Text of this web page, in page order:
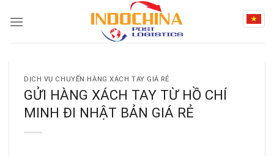
DỊCH VỤ CHUYỂN HÀNG XÁCH TAY GIÁ RẺ
GỬI HÀNG XÁCH TAY TỪ HỒ CHÍ
MINH ĐI NHẬT BẢN GIÁ RẺ